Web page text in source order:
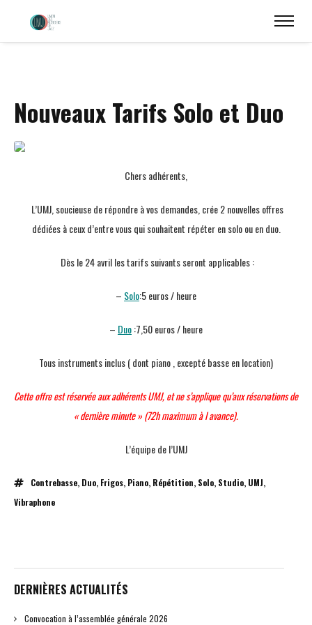
Nouveaux Tarifs Solo et Duo
Chers adhérents,
L’UMJ, soucieuse de répondre à vos demandes, crée 2 nouvelles offres
dédiées à ceux d’entre vous qui souhaitent répéter en solo ou en duo.
Dès le 24 avril les tarifs suivants seront applicables :
– Solo:5 euros / heure
– Duo:7,50 euros / heure
Tous instruments inclus ( dont piano , excepté basse en location)
Cette offre est réservée aux adhérents UMJ, et ne s’applique qu’aux réservations de
« dernière minute » (72h maximum à l avance).
L’équipe de l’UMJ
Contrebasse, Duo, Frigos, Piano, Répétition, Solo, Studio, UMJ,
Vibraphone
DERNIÈRES ACTUALITÉS
Convocation à l’assemblée générale 2026